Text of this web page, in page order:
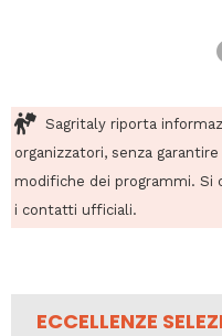
Sagritaly riporta
organizzatori, senza
modifiche dei programmi. Si
i contatti ufficiali.
ECCELLENZE